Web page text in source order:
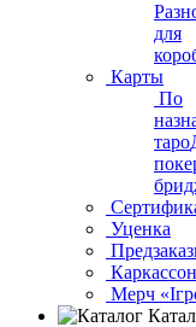
для
Карты
По
таро
Уценка
Каркассон
Мерч